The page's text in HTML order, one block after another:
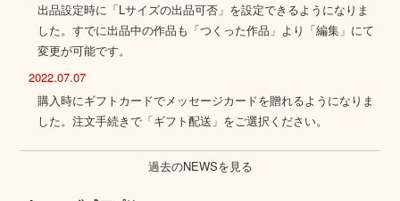
出品設定時に「Lサイズの出品可否」を設定できるようになりま
した。すでに出品中の作品も「つくった作品」より「編集」にて
変更が可能です。
2022.07.07
購入時にギフトカードでメッセージカードを贈れるようになりま
した。注文手続きで「ギフト配送」をご選択ください。
過去のNEWSを見る